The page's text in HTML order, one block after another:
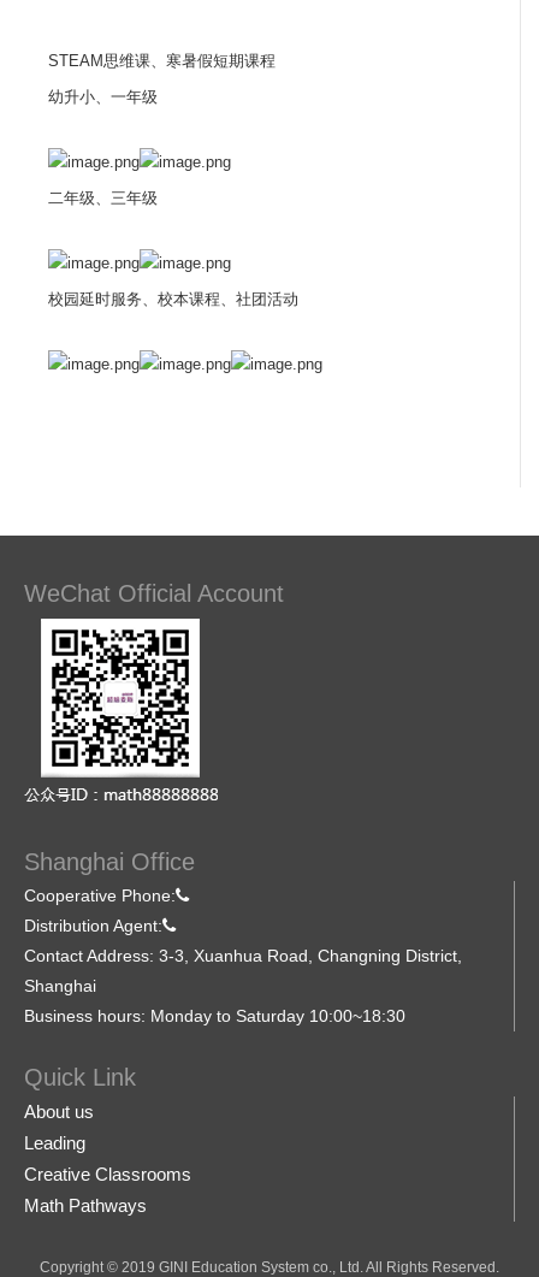
STEAM思维课、寒暑假短期课程
幼升小、一年级
二年级、三年级
校园延时服务、校本课程、社团活动
WeChat Official Account
Shanghai Office
Cooperative Phone:
Distribution Agent:
Contact Address: 3-3, Xuanhua Road, Changning District,
Shanghai
Business hours: Monday to Saturday 10:00~18:30
Quick Link
About us
Leading
Creative Classrooms
Math Pathways
Copyright © 2019 GINI Education System co., Ltd. All Rights Reserved.